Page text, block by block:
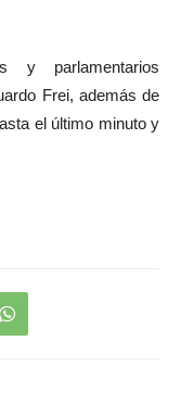
y parlamentarios
Frei, además de
el último minuto y